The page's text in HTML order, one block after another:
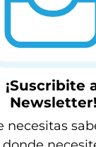
¡Suscribite
necesitas